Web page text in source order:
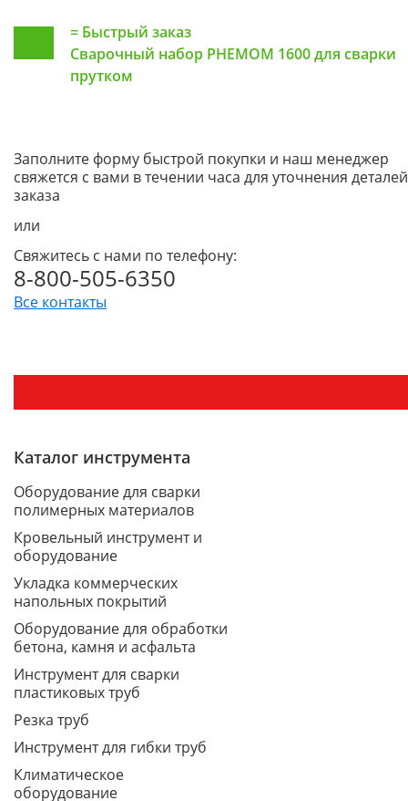
= Быстрый заказ
Сварочный набор PHEMOM 1600 для сварки
прутком
Заполните форму быстрой покупки и наш менеджер
свяжется с вами в течении часа для уточнения деталей
заказа
или
Свяжитесь с нами по телефону:
8-800-505-6350
Все контакты
Каталог инструмента
Оборудование для сварки
полимерных материалов
Кровельный инструмент и
оборудование
Укладка коммерческих
напольных покрытий
Оборудование для обработки
бетона, камня и асфальта
Инструмент для сварки
пластиковых труб
Резка труб
Инструмент для гибки труб
Климатическое
оборудование